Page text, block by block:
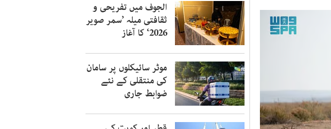
الجوف میں تفریحی و
ثقافتی میلہ ’سمر صویر
2026‘ کا آغاز
موٹر سائیکلوں پر سامان
کی منتقلی کے نئے
ضوابط جاری